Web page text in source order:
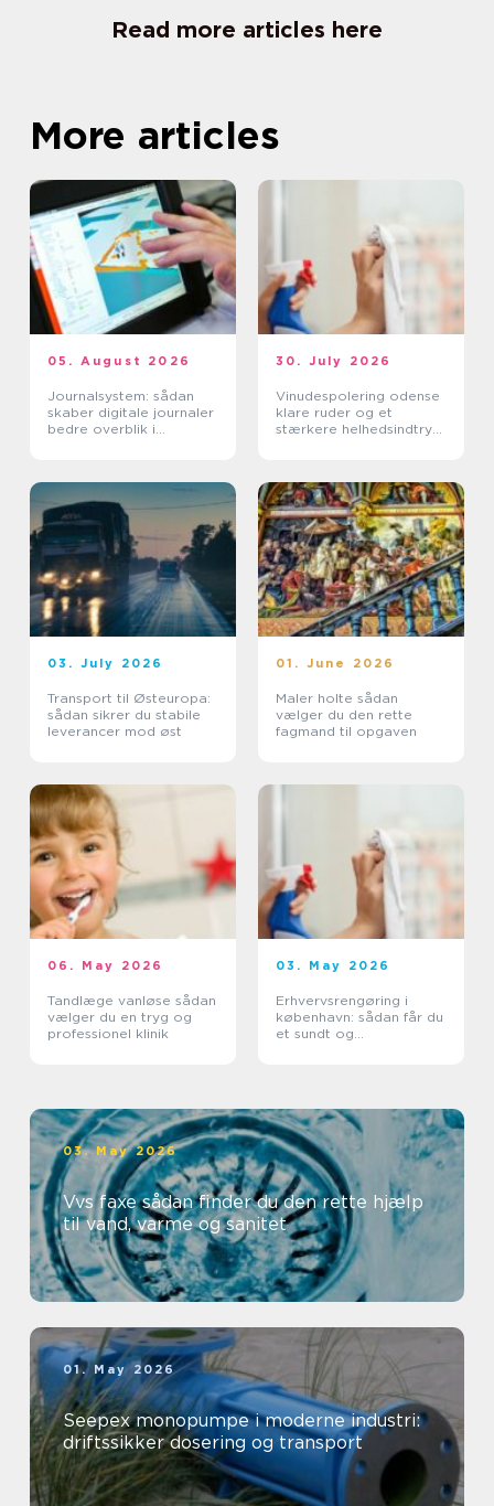
Read more articles here
More articles
05. August 2026
Journalsystem: sådan
skaber digitale journaler
bedre overblik i
30. July 2026
Vinudespolering odense
klare ruder og et
stærkere helhedsindtryk
03. July 2026
Transport til Østeuropa:
sådan sikrer du stabile
leverancer mod øst
01. June 2026
Maler holte sådan
vælger du den rette
fagmand til opgaven
06. May 2026
Tandlæge vanløse sådan
vælger du en tryg og
professionel klinik
03. May 2026
Erhvervsrengøring i
københavn: sådan får du
et sundt og
03. May 2026
Vvs faxe sådan finder du den rette hjælp
til vand, varme og sanitet
01. May 2026
Seepex monopumpe i moderne industri:
driftssikker dosering og transport